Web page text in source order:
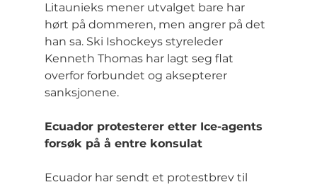
Litaunieks mener utvalget bare har
hørt på dommeren, men angrer på det
han sa. Ski Ishockeys styreleder
Kenneth Thomas har lagt seg flat
overfor forbundet og aksepterer
sanksjonene.
Ecuador protesterer etter Ice-agents
forsøk på å entre konsulat
Ecuador har sendt et protestbrev til